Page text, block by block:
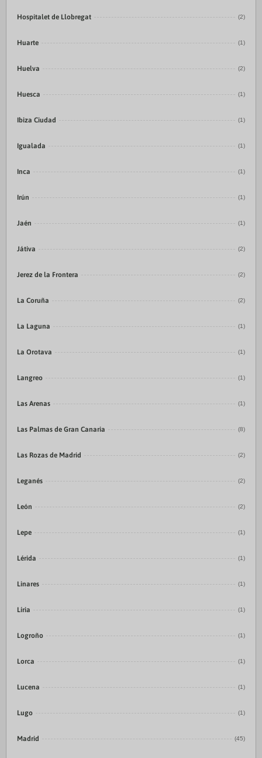
Hospitalet de Llobregat (2)
Huarte (1)
Huelva (2)
Huesca (1)
Ibiza Ciudad (1)
Igualada (1)
Inca (1)
Irún (1)
Jaén (1)
Játiva (2)
Jerez de la Frontera (2)
La Coruña (2)
La Laguna (1)
La Orotava (1)
Langreo (1)
Las Arenas (1)
Las Palmas de Gran Canaria (8)
Las Rozas de Madrid (2)
Leganés (2)
León (2)
Lepe (1)
Lérida (1)
Linares (1)
Líria (1)
Logroño (1)
Lorca (1)
Lucena (1)
Lugo (1)
Madrid (45)